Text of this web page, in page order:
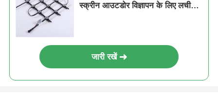
स्क्रीन आउटडोर विज्ञापन के लिए लचीला
जारी रखें